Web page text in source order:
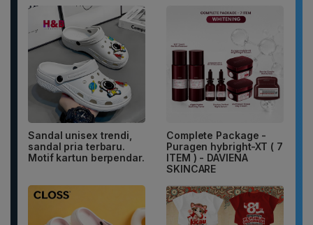
Sandal unisex trendi,
sandal pria terbaru.
Motif kartun berpendar.
Complete Package -
Puragen hybright-XT ( 7
ITEM ) - DAVIENA
SKINCARE